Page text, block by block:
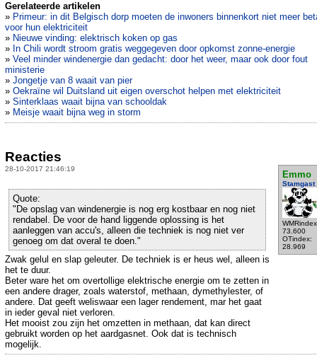
Gerelateerde artikelen
» Primeur: in dit Belgisch dorp moeten de inwoners binnenkort niet meer
voor hun elektriciteit
» Nieuwe vinding: elektrisch koken op gas
» In Chili wordt stroom gratis weggegeven door opkomst zonne-energie
» Veel minder windenergie dan gedacht: door het weer, maar ook door fout
ministerie
» Jongetje van 8 waait van pier
» Oekraïne wil Duitsland uit eigen overschot helpen met elektriciteit
» Sinterklaas waait bijna van schooldak
» Meisje waait bijna weg in storm
Reacties
28-10-2017 21:46:19
Emmo
Stamgast
73.600
OTindex:
28.969
Quote:
"De opslag van windenergie is nog erg kostbaar en nog niet
rendabel. De voor de hand liggende oplossing is het
aanleggen van accu's, alleen die techniek is nog niet ver
genoeg om dat overal te doen."
Zwak gelul en slap geleuter. De techniek is er heus wel, alleen is
het te duur.
Beter ware het om overtollige elektrische energie om te zetten in
een andere drager, zoals waterstof, methaan, dymethylester, of
andere. Dat geeft weliswaar een lager rendement, mar het gaat
in ieder geval niet verloren.
Het mooist zou zijn het omzetten in methaan, dat kan direct
gebruikt worden op het aardgasnet. Ook dat is technisch
mogelijk.